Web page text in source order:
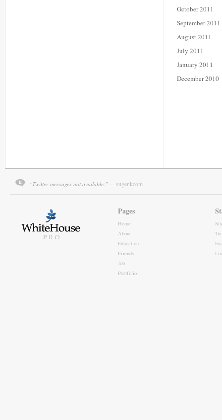
October 2011
September 2011
August 2011
July 2011
January 2011
December 2010
"Twitter messages not available." — sugenkcom
Pages
Home
About
Education
Friends
Job
Portfolio